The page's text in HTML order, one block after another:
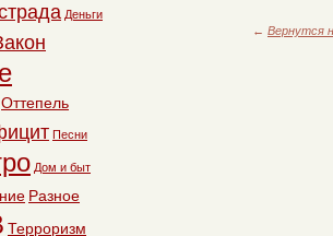
← Вернутся
Деньги
Оттепель
Песни
Дом и быт
Разное
Терроризм